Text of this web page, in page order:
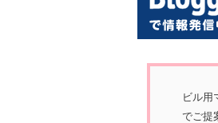
ビル用
でご提